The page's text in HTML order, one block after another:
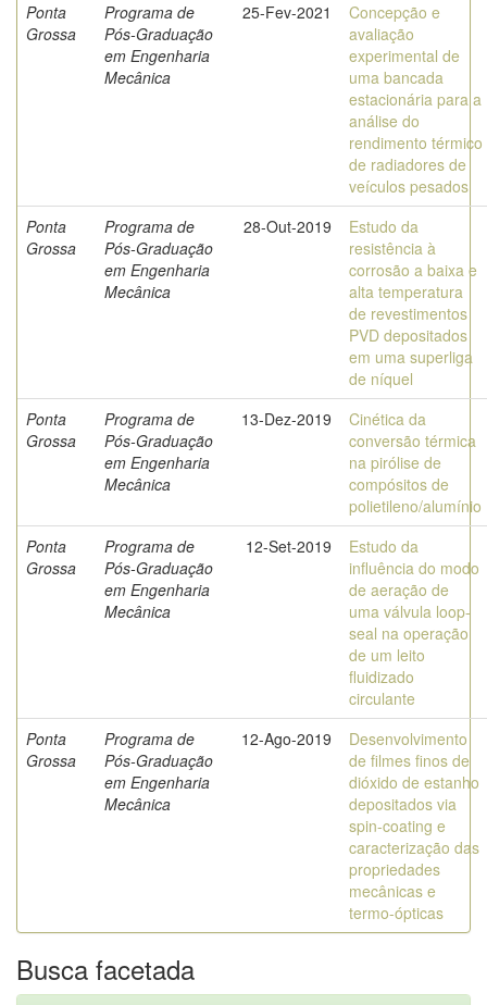
Ponta
Grossa
Programa de
Pós-Graduação
em Engenharia
Mecânica
25-Fev-2021
Concepção e
avaliação
experimental de
uma bancada
estacionária para a
análise do
rendimento térmico
de radiadores de
veículos pesados
Ponta
Grossa
Programa de
Pós-Graduação
em Engenharia
Mecânica
28-Out-2019
Estudo da
resistência à
corrosão a baixa e
alta temperatura
de revestimentos
PVD depositados
em uma superliga
de níquel
Ponta
Grossa
Programa de
Pós-Graduação
em Engenharia
Mecânica
13-Dez-2019
Cinética da
conversão térmica
na pirólise de
compósitos de
polietileno/alumínio
Ponta
Grossa
Programa de
Pós-Graduação
em Engenharia
Mecânica
12-Set-2019
Estudo da
influência do modo
de aeração de
uma válvula loop-
seal na operação
de um leito
fluidizado
circulante
Ponta
Grossa
Programa de
Pós-Graduação
em Engenharia
Mecânica
12-Ago-2019
Desenvolvimento
de filmes finos de
dióxido de estanho
depositados via
spin-coating e
caracterização das
propriedades
mecânicas e
termo-ópticas
Busca facetada